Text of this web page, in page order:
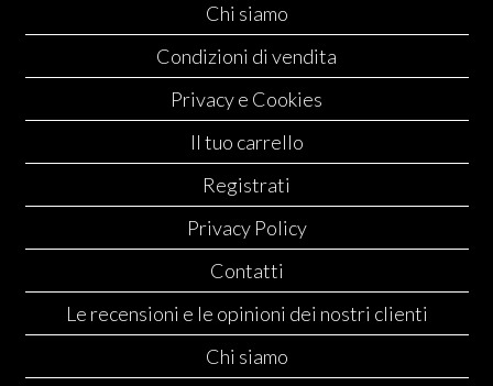
Chi siamo
Condizioni di vendita
Privacy e Cookies
Il tuo carrello
Registrati
Privacy Policy
Contatti
Le recensioni e le opinioni dei nostri clienti
Chi siamo